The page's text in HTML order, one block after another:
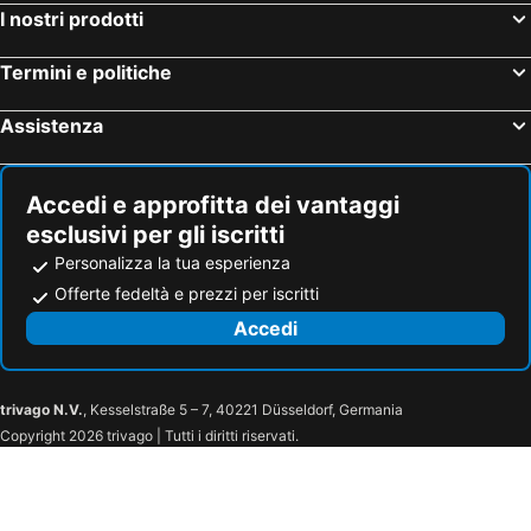
Barolo, hotel con parcheggio
Tovo San Giacomo, hotel con parcheggio
Villanova d'Albenga, hotel con parcheggio
Gaiola, hotel con parcheggio
Saluzzo, hotel con parcheggio
I nostri prodotti
Termini e politiche
Assistenza
Accedi e approfitta dei vantaggi
esclusivi per gli iscritti
Personalizza la tua esperienza
Offerte fedeltà e prezzi per iscritti
Accedi
trivago N.V., Kesselstraße 5 – 7, 40221 Düsseldorf, Germania
Copyright 2026 trivago | Tutti i diritti riservati.